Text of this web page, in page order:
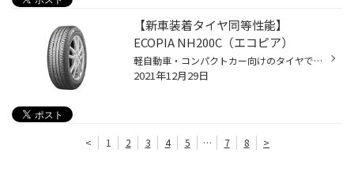
【新車装着タイヤ同等性能】
ECOPIA NH200C（エコピア）
軽自動車・コンパクトカー向けのタイヤです。 近年、自動ブレーキ等の先進安全技術の搭載や性能向上によるクルマの進化に伴い、新車装着タイヤの性能が向上しています。「ECOPIA NH200C」は、新車装着タイヤと同じく、クルマの性能を引き出すために進化した新しい「エコピア」です。 従来モデルの「...
2021年12月29日
< 1 2 3 4 5 … 7 8 >